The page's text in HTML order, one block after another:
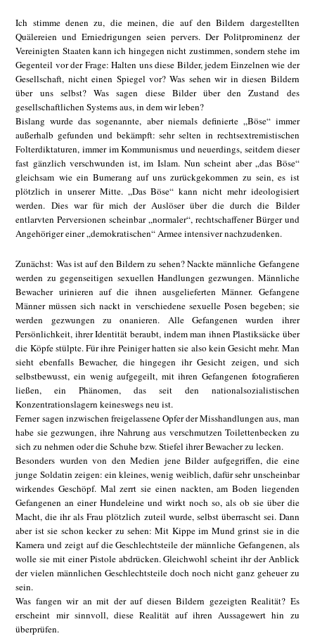
Ich stimme denen zu, die meinen, die auf den Bildern dargestellten
Quälereien und Erniedrigungen seien pervers. Der Politprominenz der
Vereinigten Staaten kann ich hingegen nicht zustimmen, sondern stehe im
Gegenteil vor der Frage: Halten uns diese Bilder, jedem Einzelnen wie der
Gesellschaft, nicht einen Spiegel vor? Was sehen wir in diesen Bildern
über uns selbst? Was sagen diese Bilder über den Zustand des
gesellschaftlichen Systems aus, in dem wir leben?
Bislang wurde das sogenannte, aber niemals definierte „Böse“ immer
außerhalb gefunden und bekämpft: sehr selten in rechtsextremistischen
Folterdiktaturen, immer im Kommunismus und neuerdings, seitdem dieser
fast gänzlich verschwunden ist, im Islam. Nun scheint aber „das Böse“
gleichsam wie ein Bumerang auf uns zurückgekommen zu sein, es ist
plötzlich in unserer Mitte. „Das Böse“ kann nicht mehr ideologisiert
werden. Dies war für mich der Auslöser über die durch die Bilder
entlarvten Perversionen scheinbar „normaler“, rechtschaffener Bürger und
Angehöriger einer „demokratischen“ Armee intensiver nachzudenken.
Zunächst: Was ist auf den Bildern zu sehen? Nackte männliche Gefangene
werden zu gegenseitigen sexuellen Handlungen gezwungen. Männliche
Bewacher urinieren auf die ihnen ausgelieferten Männer. Gefangene
Männer müssen sich nackt in verschiedene sexuelle Posen begeben; sie
werden gezwungen zu onanieren. Alle Gefangenen wurden ihrer
Persönlichkeit, ihrer Identität beraubt, indem man ihnen Plastiksäcke über
die Köpfe stülpte. Für ihre Peiniger hatten sie also kein Gesicht mehr. Man
sieht ebenfalls Bewacher, die hingegen ihr Gesicht zeigen, und sich
selbstbewusst, ein wenig aufgegeilt, mit ihren Gefangenen fotografieren
ließen, ein Phänomen, das seit den nationalsozialistischen
Konzentrationslagern keineswegs neu ist.
Ferner sagen inzwischen freigelassene Opfer der Misshandlungen aus, man
habe sie gezwungen, ihre Nahrung aus verschmutzen Toilettenbecken zu
sich zu nehmen oder die Schuhe bzw. Stiefel ihrer Bewacher zu lecken.
Besonders wurden von den Medien jene Bilder aufgegriffen, die eine
junge Soldatin zeigen: ein kleines, wenig weiblich, dafür sehr unscheinbar
wirkendes Geschöpf. Mal zerrt sie einen nackten, am Boden liegenden
Gefangenen an einer Hundeleine und wirkt noch so, als ob sie über die
Macht, die ihr als Frau plötzlich zuteil wurde, selbst überrascht sei. Dann
aber ist sie schon kecker zu sehen: Mit Kippe im Mund grinst sie in die
Kamera und zeigt auf die Geschlechtsteile der männliche Gefangenen, als
wolle sie mit einer Pistole abdrücken. Gleichwohl scheint ihr der Anblick
der vielen männlichen Geschlechtsteile doch noch nicht ganz geheuer zu
sein.
Was fangen wir an mit der auf diesen Bildern gezeigten Realität? Es
erscheint mir sinnvoll, diese Realität auf ihren Aussagewert hin zu
überprüfen.